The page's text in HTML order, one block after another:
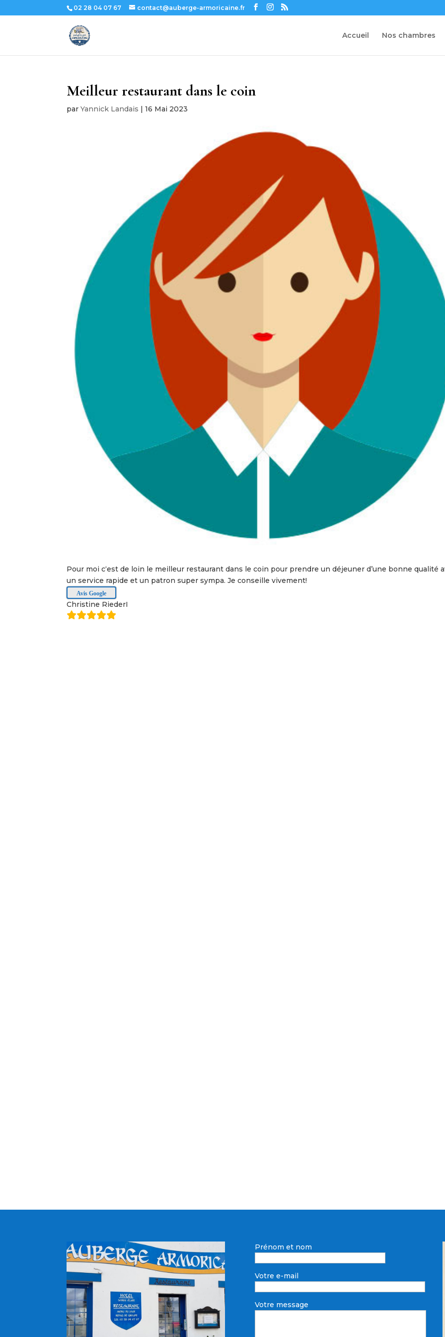
02 28 04 07 67 contact@auberge-armoricaine.fr
Accueil Nos chambres
Meilleur restaurant dans le coin
parYannick Landais |16 Mai 2023
Pour moi c‘est de loin le meilleur restaurant dans le coin pour prendre un déjeuner d’une bonne qualité
un service rapide et un patron super sympa. Je conseille vivement!
Avis Google
Christine RiederI
Prénom et nom
Votre e-mail
Votre message